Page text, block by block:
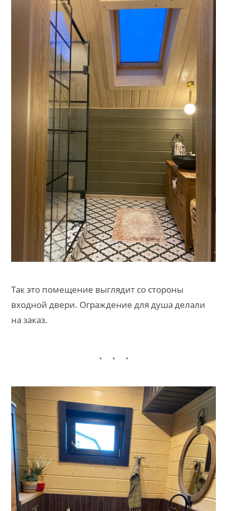
Так это помещение выглядит со стороны
входной двери. Ограждение для душа делали
на заказ.